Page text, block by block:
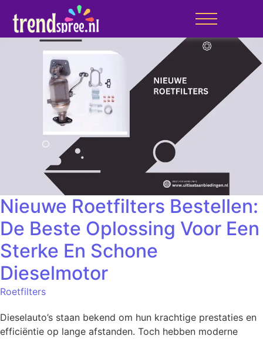
Nieuwe Roetfilters Bestellen:
De Beste Oplossing Voor Een
Sterke En Schone
Dieselmotor
Roetfilters
Dieselauto’s staan bekend om hun krachtige prestaties en
efficiëntie op lange afstanden. Toch hebben moderne